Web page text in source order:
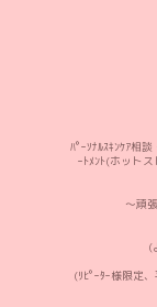
ﾊﾟｰｿﾅﾙｽｷﾝｹｱ相
ｰﾄﾒﾝﾄ(ホット
〜頑
(
(ﾘﾋﾟｰﾀｰ様限定